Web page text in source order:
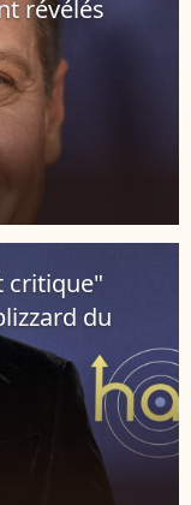
révélés
critique"
du